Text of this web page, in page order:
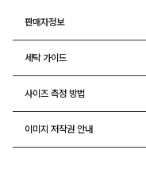
판매자정보
세탁 가이드
사이즈 측정 방법
이미지 저작권 안내